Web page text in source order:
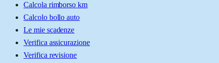
Calcola rimborso km
Calcolo bollo auto
Le mie scadenze
Verifica assicurazione
Verifica revisione